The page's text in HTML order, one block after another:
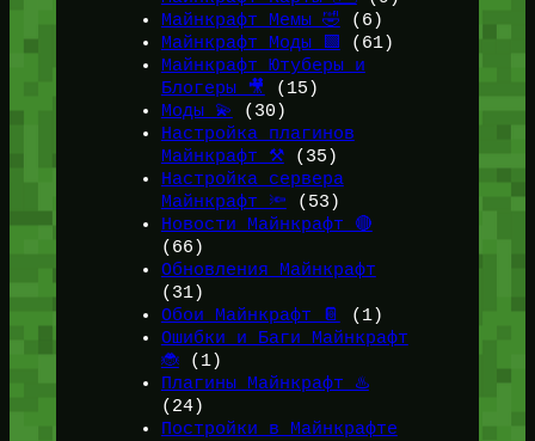
Майнкрафт Мемы 🤣 (6)
Майнкрафт Моды 🟩 (61)
Майнкрафт Ютуберы и
Блогеры 🎥
(15)
Моды 💫
(30)
Настройка плагинов
Майнкрафт ⚒️(35)
Настройка сервера
Майнкрафт 🔦 (53)
Новости Майнкрафт 🔴
(66)
Обновления Майнкрафт
(31)
Обои Майнкрафт 📔
(1)
Ошибки и Баги Майнкрафт
🐞(1)
Плагины Майнкрафт ♨️
(24)
Постройки в Майнкрафте